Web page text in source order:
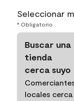
Seleccionar
* Obligatorio
Buscar una
tienda
cerca suyo
locales cerca